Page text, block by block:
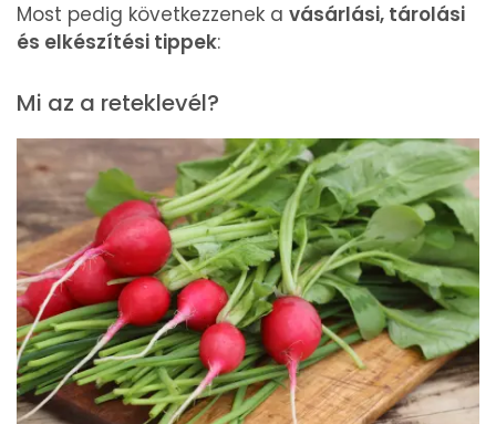
Most pedig következzenek a vásárlási, tárolási
és elkészítési tippek:
Mi az a reteklevél?